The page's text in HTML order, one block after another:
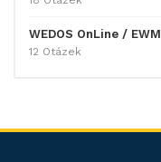
WEDOS OnLine / EWM
12 Otázek